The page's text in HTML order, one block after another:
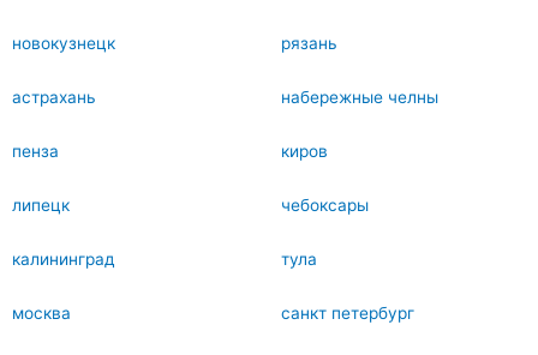
новокузнецк рязань
астрахань набережные челны
пенза киров
липецк чебоксары
калининград тула
москва санкт петербург